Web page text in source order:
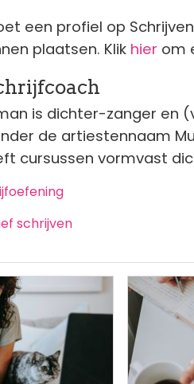
een profiel op
plaatsen. Klik hier om
is dichter-zanger en
de artiestennaam
cursussen vormvast
schrijven